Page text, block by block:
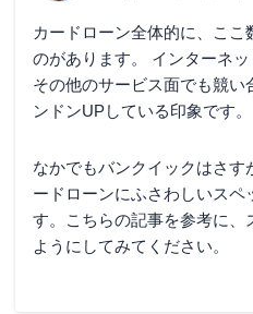
カードローン全体的に、ここ
のがあります。 インターネッ
その他のサービス面でも競い
ンドンUPしている印象です。
なかでもバンクイックはさす
ードローンにふさわしいスペ
す。こちらの記事を参考に、
ようにしてみてください。